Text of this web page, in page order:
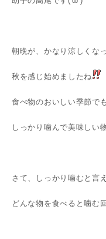
朝晩が、かなり涼しくな
秋を感じ始めましたね
食べ物のおいしい季節で
しっかり噛んで美味しい
さて、しっかり噛むと言
どんな物を食べると噛む